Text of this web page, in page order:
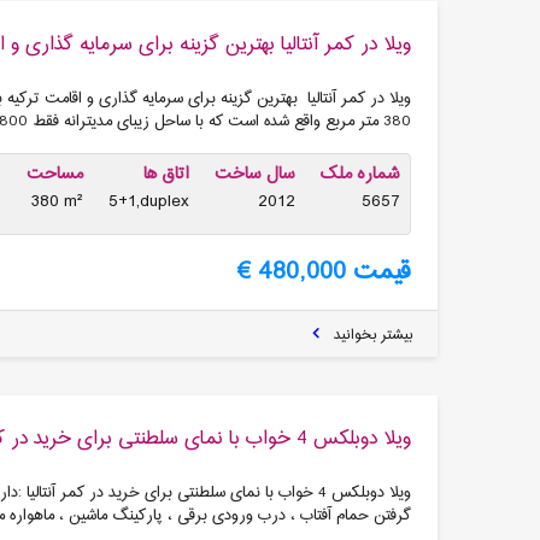
ویلا در کمر آنتالیا بهترین گزینه برای سرمایه گذاری
ویلا در کمر آنتالیا بهترین گزینه برای سرمایه گذاری و اقامت
380 متر مربع واقع شده است که با ساحل زیبای مدیترانه فقط 800 متر فاصله دار
شماره ملک
5657
سال ساخت
2012
اتاق ها
5+1,duplex
مساحت
380 m²
قیمت 480,000 €
بیشتر بخوانید
ویلا دوبلکس 4 خواب با نمای سلطنتی برای خرید در کمر آنتالیا
ویلا دوبلکس 4 خواب با نمای سلطنتی برای خرید در کمر
گرفتن حمام آفتاب ، درب ورودی برقی ، پارکینگ ماشین ، ماهواره